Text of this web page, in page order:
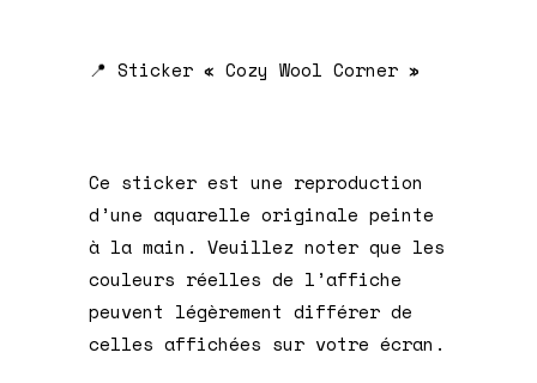
📍 Sticker « Cozy Wool Corner »
Ce sticker est une reproduction
d’une aquarelle originale peinte
à la main. Veuillez noter que les
couleurs réelles de l’affiche
peuvent légèrement différer de
celles affichées sur votre écran.